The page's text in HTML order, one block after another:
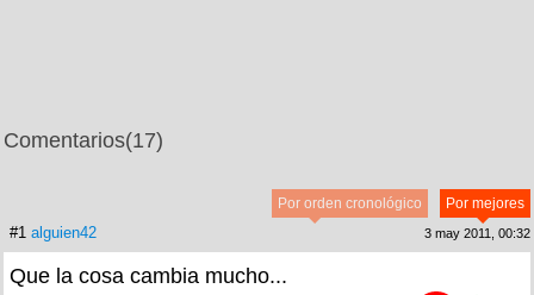
Comentarios(17)
Por mejores
Por orden cronológico
#1 alguien42 3 may 2011, 00:32
Que la cosa cambia mucho...